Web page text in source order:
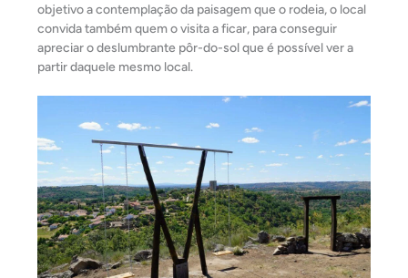
objetivo a contemplação da paisagem que o rodeia, o local
convida também quem o visita a ficar, para conseguir
apreciar o deslumbrante pôr-do-sol que é possível ver a
partir daquele mesmo local.